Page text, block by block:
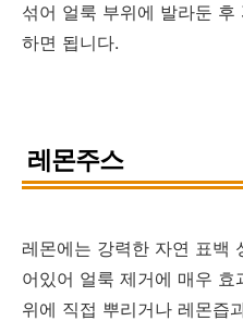
섞어 얼룩 부위에 발라둔
하면 됩니다.
레몬주스
레몬에는 강력한 자연 표백
어있어 얼룩 제거에 매우
위에 직접 뿌리거나 레몬즙